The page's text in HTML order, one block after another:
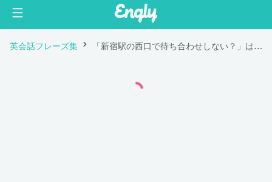
英会話フレーズ集 「新宿駅の西口で待ち合わせしない？」は英語で "Why don't we meet at Shinjuku Station, West Exit?"